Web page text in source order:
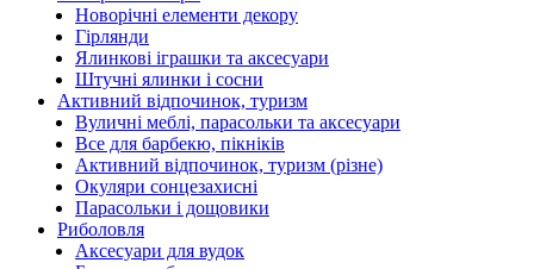
Новорічні елементи декору
Гірлянди
Ялинкові іграшки та аксесуари
Штучні ялинки і сосни
Активний відпочинок, туризм
Вуличні меблі, парасольки та аксесуари
Все для барбекю, пікніків
Активний відпочинок, туризм (різне)
Окуляри сонцезахисні
Парасольки і дощовики
Риболовля
Аксесуари для вудок